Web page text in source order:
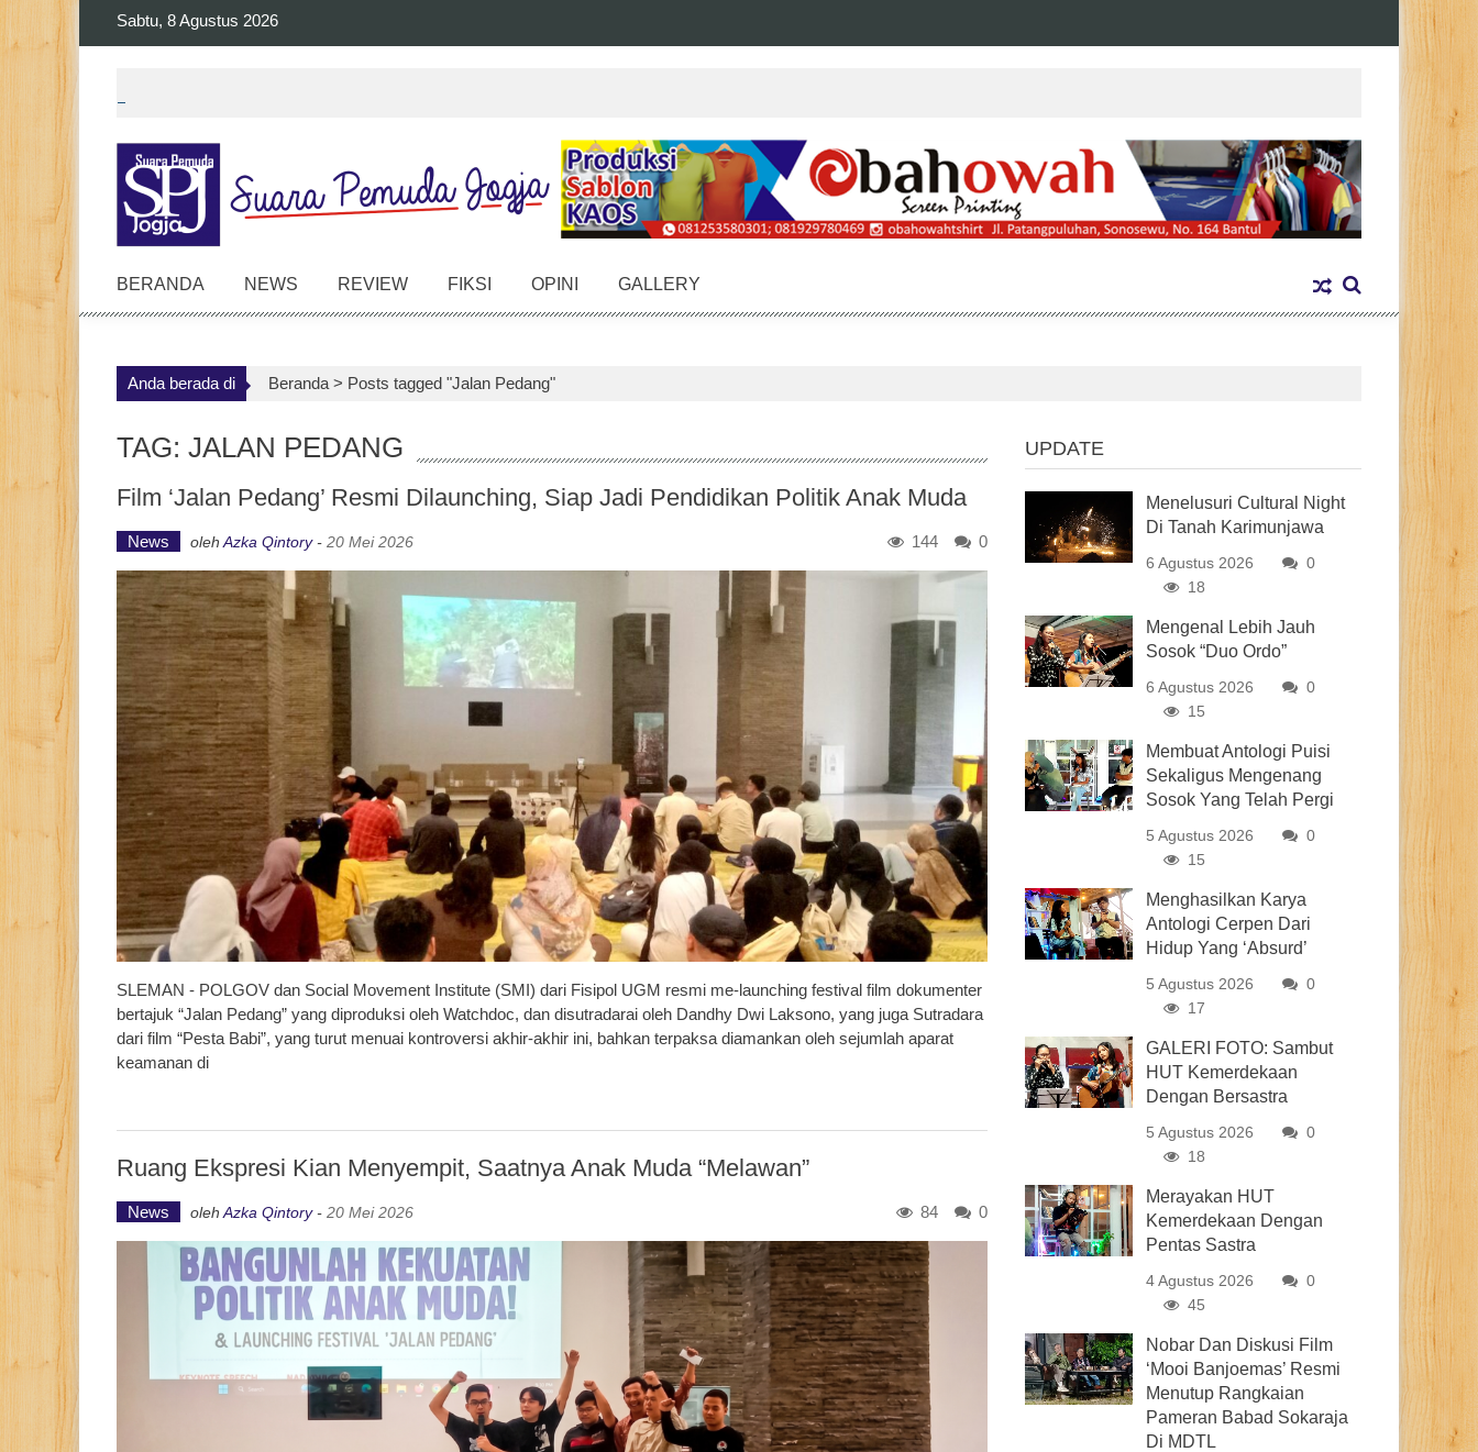
Sabtu, 8 Agustus 2026
BERANDA NEWS REVIEW FIKSI OPINI GALLERY
Anda berada di Beranda > Posts tagged "Jalan Pedang"
TAG: JALAN PEDANG
Film ‘Jalan Pedang’ Resmi Dilaunching, Siap Jadi Pendidikan Politik Anak Muda
News oleh Azka Qintory- 20 Mei 2026 0
144
SLEMAN - POLGOV dan Social Movement Institute (SMI) dari Fisipol UGM resmi me-launching festival film dokumenter
bertajuk “Jalan Pedang” yang diproduksi oleh Watchdoc, dan disutradarai oleh Dandhy Dwi Laksono, yang juga Sutradara
dari film “Pesta Babi”, yang turut menuai kontroversi akhir-akhir ini, bahkan terpaksa diamankan oleh sejumlah aparat
keamanan di
Ruang Ekspresi Kian Menyempit, Saatnya Anak Muda “Melawan”
News olehAzka Qintory- 20 Mei 2026 0
84
UPDATE
Menelusuri Cultural Night
Di Tanah Karimunjawa
6 Agustus 2026
0
18
Mengenal Lebih Jauh
Sosok “Duo Ordo”
6 Agustus 2026
0
15
Membuat Antologi Puisi
Sekaligus Mengenang
Sosok Yang Telah Pergi
5 Agustus 2026
0
15
Menghasilkan Karya
Antologi Cerpen Dari
Hidup Yang ‘Absurd’
5 Agustus 2026
0
17
GALERI FOTO: Sambut
HUT Kemerdekaan
Dengan Bersastra
5 Agustus 2026
0
18
Merayakan HUT
Kemerdekaan Dengan
Pentas Sastra
4 Agustus 2026
0
45
Nobar Dan Diskusi Film
‘Mooi Banjoemas’ Resmi
Menutup Rangkaian
Pameran Babad Sokaraja
Di MDTL